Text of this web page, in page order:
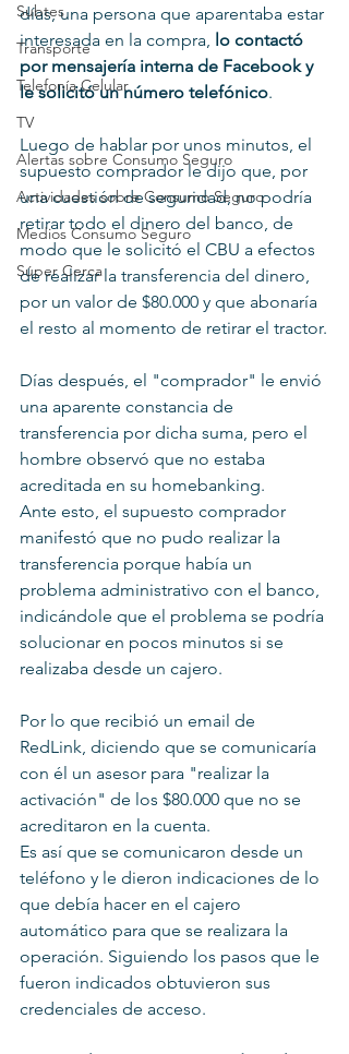
Subtes
Transporte
Telefonía Celular
TV
Alertas sobre Consumo Seguro
Actividades sobre Consumo Seguro
Medios Consumo Seguro
Súper Cerca
días, una persona que aparentaba estar
interesada en la compra, lo contactó
por mensajería interna de Facebook y
le solicitó un número telefónico.
Luego de hablar por unos minutos, el
supuesto comprador le dijo que, por
una cuestión de seguridad, no podría
retirar todo el dinero del banco, de
modo que le solicitó el CBU a efectos
de realizar la transferencia del dinero,
por un valor de $80.000 y que abonaría
el resto al momento de retirar el tractor.
Días después, el "comprador" le envió
una aparente constancia de
transferencia por dicha suma, pero el
hombre observó que no estaba
acreditada en su homebanking.
Ante esto, el supuesto comprador
manifestó que no pudo realizar la
transferencia porque había un
problema administrativo con el banco,
indicándole que el problema se podría
solucionar en pocos minutos si se
realizaba desde un cajero.
Por lo que recibió un email de
RedLink, diciendo que se comunicaría
con él un asesor para "realizar la
activación" de los $80.000 que no se
acreditaron en la cuenta.
Es así que se comunicaron desde un
teléfono y le dieron indicaciones de lo
que debía hacer en el cajero
automático para que se realizara la
operación. Siguiendo los pasos que le
fueron indicados obtuvieron sus
credenciales de acceso.